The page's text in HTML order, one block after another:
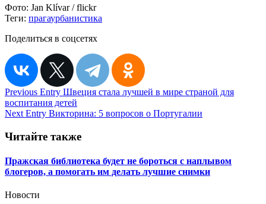
Фото: Jan Klívar / flickr
Теги: прагаурбанистика
Поделиться в соцсетях
Навигация
по
Previous Entry Швеция стала лучшей в мире страной для
воспитания детей
Next Entry Викторина: 5 вопросов о Португалии
Читайте также
Пражская библиотека будет не бороться с наплывом
блогеров, а помогать им делать лучшие снимки
Новости